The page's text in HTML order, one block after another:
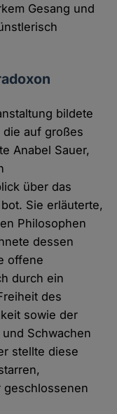
Gesang und
bildete
auf großes
Anabel Sauer,
über das
Sie erläuterte,
Philosophen
dessen
offene
durch ein
des
sowie der
Schwachen
stellte diese